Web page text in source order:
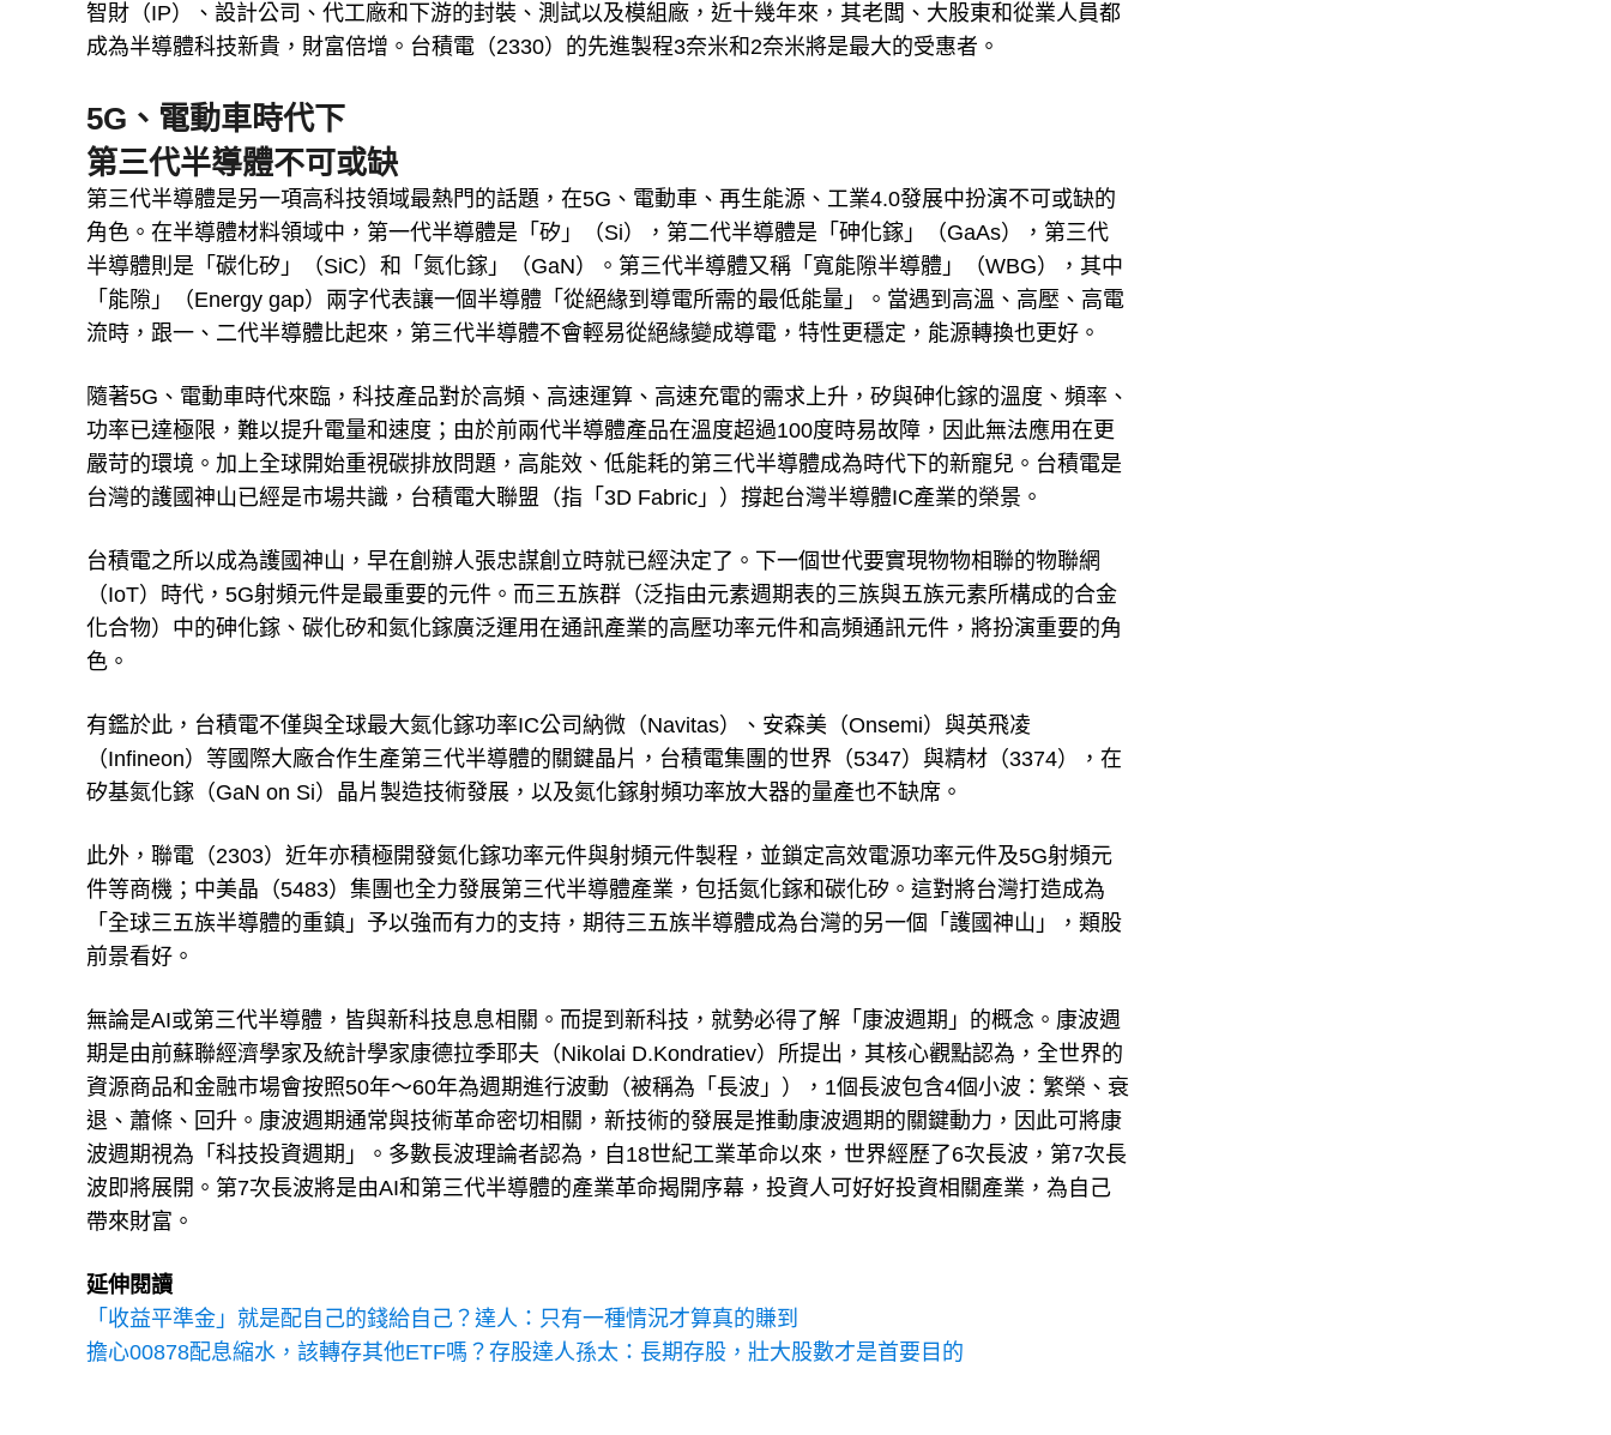
智財（IP）、設計公司、代工廠和下游的封裝、測試以及模組廠，近十幾年來，其老闆、大股東和從業人員都
成為半導體科技新貴，財富倍增。台積電（2330）的先進製程3奈米和2奈米將是最大的受惠者。
5G、電動車時代下
第三代半導體不可或缺
第三代半導體是另一項高科技領域最熱門的話題，在5G、電動車、再生能源、工業4.0發展中扮演不可或缺的
角色。在半導體材料領域中，第一代半導體是「矽」（Si），第二代半導體是「砷化鎵」（GaAs），第三代
半導體則是「碳化矽」（SiC）和「氮化鎵」（GaN）。第三代半導體又稱「寬能隙半導體」（WBG），其中
「能隙」（Energy gap）兩字代表讓一個半導體「從絕緣到導電所需的最低能量」。當遇到高溫、高壓、高電
流時，跟一、二代半導體比起來，第三代半導體不會輕易從絕緣變成導電，特性更穩定，能源轉換也更好。
隨著5G、電動車時代來臨，科技產品對於高頻、高速運算、高速充電的需求上升，矽與砷化鎵的溫度、頻率、
功率已達極限，難以提升電量和速度；由於前兩代半導體產品在溫度超過100度時易故障，因此無法應用在更
嚴苛的環境。加上全球開始重視碳排放問題，高能效、低能耗的第三代半導體成為時代下的新寵兒。台積電是
台灣的護國神山已經是市場共識，台積電大聯盟（指「3D Fabric」）撐起台灣半導體IC產業的榮景。
台積電之所以成為護國神山，早在創辦人張忠謀創立時就已經決定了。下一個世代要實現物物相聯的物聯網
（IoT）時代，5G射頻元件是最重要的元件。而三五族群（泛指由元素週期表的三族與五族元素所構成的合金
化合物）中的砷化鎵、碳化矽和氮化鎵廣泛運用在通訊產業的高壓功率元件和高頻通訊元件，將扮演重要的角
色。
有鑑於此，台積電不僅與全球最大氮化鎵功率IC公司納微（Navitas）、安森美（Onsemi）與英飛凌
（Infineon）等國際大廠合作生產第三代半導體的關鍵晶片，台積電集團的世界（5347）與精材（3374），在
矽基氮化鎵（GaN on Si）晶片製造技術發展，以及氮化鎵射頻功率放大器的量產也不缺席。
此外，聯電（2303）近年亦積極開發氮化鎵功率元件與射頻元件製程，並鎖定高效電源功率元件及5G射頻元
件等商機；中美晶（5483）集團也全力發展第三代半導體產業，包括氮化鎵和碳化矽。這對將台灣打造成為
「全球三五族半導體的重鎮」予以強而有力的支持，期待三五族半導體成為台灣的另一個「護國神山」，類股
前景看好。
無論是AI或第三代半導體，皆與新科技息息相關。而提到新科技，就勢必得了解「康波週期」的概念。康波週
期是由前蘇聯經濟學家及統計學家康德拉季耶夫（Nikolai D.Kondratiev）所提出，其核心觀點認為，全世界的
資源商品和金融市場會按照50年～60年為週期進行波動（被稱為「長波」），1個長波包含4個小波：繁榮、衰
退、蕭條、回升。康波週期通常與技術革命密切相關，新技術的發展是推動康波週期的關鍵動力，因此可將康
波週期視為「科技投資週期」。多數長波理論者認為，自18世紀工業革命以來，世界經歷了6次長波，第7次長
波即將展開。第7次長波將是由AI和第三代半導體的產業革命揭開序幕，投資人可好好投資相關產業，為自己
帶來財富。
延伸閱讀
「收益平準金」就是配自己的錢給自己？達人：只有一種情況才算真的賺到
擔心00878配息縮水，該轉存其他ETF嗎？存股達人孫太：長期存股，壯大股數才是首要目的